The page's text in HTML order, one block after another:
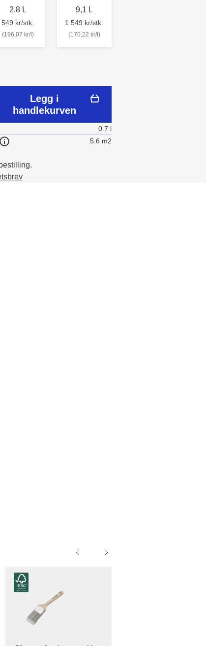
2,8 L
549 kr/stk.
(196,07 kr/l)
9,1 L
1 549 kr/stk.
(170,22 kr/l)
Legg i
handlekurven
0.7 l
5.6 m2